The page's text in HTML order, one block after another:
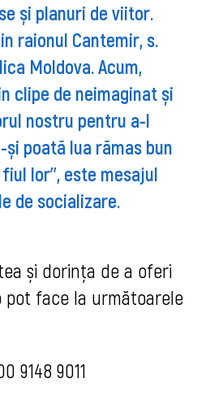
și planuri de viitor.
raionul Cantemir, s.
Moldova. Acum,
clipe de neimaginat și
nostru pentru a-l
și poată lua rămas bun
lor'', este mesajul
de socializare.
și dorința de a oferi
pot face la următoarele
9148 9011